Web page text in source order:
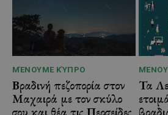
ΜΈΝΟΥΜΕ ΚΎΠΡΟ
Βραδινή πεζοπορία στον
Μαχαιρά με τον σκύλο
Τα